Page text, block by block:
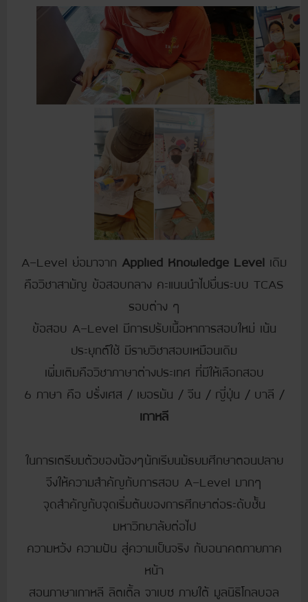
A-Level ย่อมาจาก Applied Knowledge Level เดิม
คือวิชาสามัญ ข้อสอบกลาง คะแนนนำไปยื่นระบบ TCAS
รอบต่าง ๆ
ข้อสอบ A-Level มีการปรับเนื้อหาการสอบใหม่ เน้น
ประยุกต์ใช้ มีรายวิชาสอบเหมือนเดิม
เพิ่มเติมคือวิชาภาษาต่างประเทศ ที่มีให้เลือกสอบ
6 ภาษา คือ ฝรั่งเศส / เยอรมัน / จีน / ญี่ปุ่น / บาลี /
เกาหลี
ในการเตรียมตัวของน้องๆนักเรียนมัธยมศึกษาตอนปลาย
จึงให้ความสำคัญกับการสอบ A-Level มากๆ
จุดสำคัญกับจุดเริ่มต้นของการศึกษาต่อระดับชั้น
มหาวิทยาลัยต่อไป
ความหวัง ความฝัน สู่ความเป็นจริง กับอนาคตภายภาค
หน้า
สอนภาษาเกาหลี ลิตเติ้ล จาเบซ ภายใต้ มูลนิธิโกลบอล